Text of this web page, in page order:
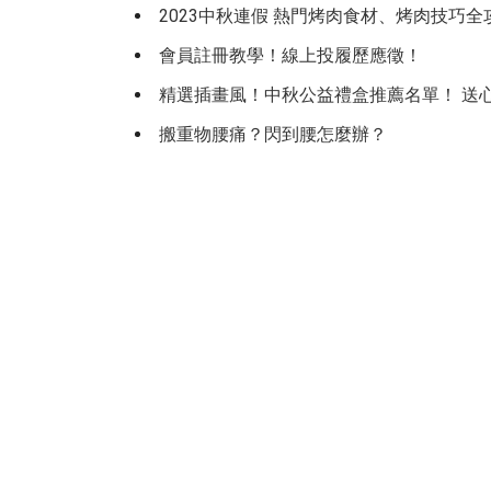
2023中秋連假 熱門烤肉食材、烤肉技巧全
會員註冊教學！線上投履歷應徵！
精選插畫風！中秋公益禮盒推薦名單！ 送
搬重物腰痛？閃到腰怎麼辦？